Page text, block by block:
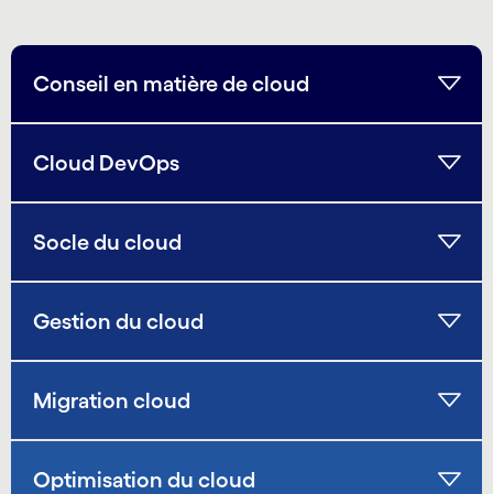
Conseil en matière de cloud
Cloud DevOps
Socle du cloud
Gestion du cloud
Migration cloud
Optimisation du cloud